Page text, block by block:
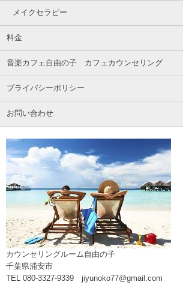
メイクセラピー
料金
音楽カフェ自由の子 カフェカウンセリング
プライバシーポリシー
お問い合わせ
カウンセリングルーム自由の子
千葉県浦安市
TEL 080-3327-9339 jiyunoko77@gmail.com